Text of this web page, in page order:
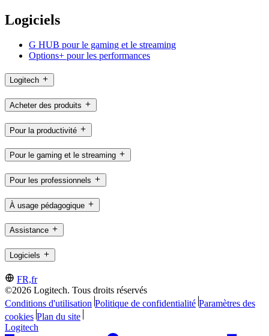
Logiciels
G HUB pour le gaming et le streaming
Options+ pour les performances
Logitech
Acheter des produits
Pour la productivité
Pour le gaming et le streaming
Pour les professionnels
À usage pédagogique
Assistance
Logiciels
FR,fr
©2026 Logitech. Tous droits réservés
Conditions d'utilisation Politique de confidentialité Paramètres des
cookies Plan du site
Logitech